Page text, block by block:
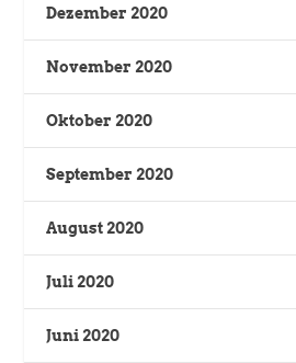
Dezember 2020
November 2020
Oktober 2020
September 2020
August 2020
Juli 2020
Juni 2020